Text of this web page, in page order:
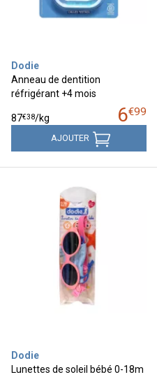
Dodie
Anneau de dentition
réfrigérant +4 mois
6€99
87€38/kg
AJOUTER
Dodie
Lunettes de soleil bébé 0-18m